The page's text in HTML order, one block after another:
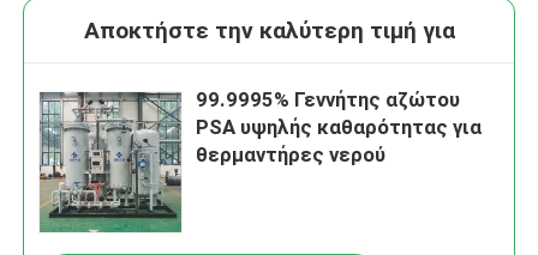
Αποκτήστε την καλύτερη τιμή για
99.9995% Γεννήτης αζώτου
PSA υψηλής καθαρότητας για
θερμαντήρες νερού